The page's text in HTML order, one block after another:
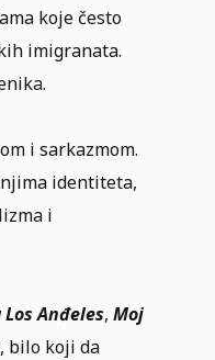
koje često
imigranata.
i sarkazmom.
identiteta,
i
Anđeles, Moj
bilo koji da